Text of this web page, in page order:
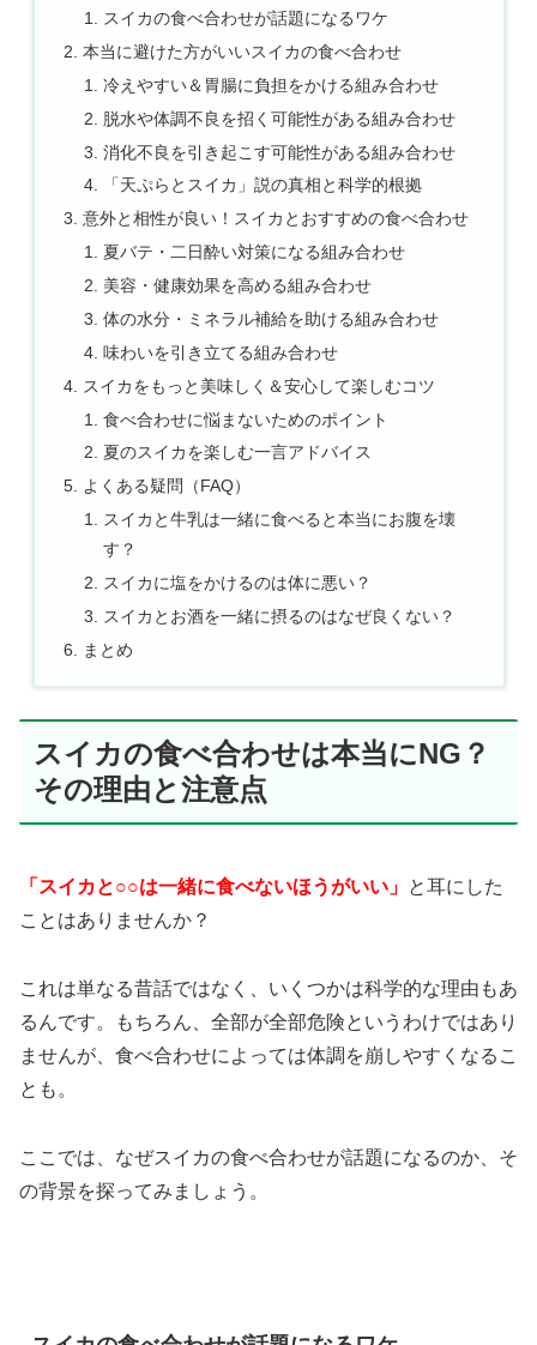
スイカの食べ合わせが話題になるワケ
本当に避けた方がいいスイカの食べ合わせ
冷えやすい＆胃腸に負担をかける組み合わせ
脱水や体調不良を招く可能性がある組み合わせ
消化不良を引き起こす可能性がある組み合わせ
「天ぷらとスイカ」説の真相と科学的根拠
意外と相性が良い！スイカとおすすめの食べ合わせ
夏バテ・二日酔い対策になる組み合わせ
美容・健康効果を高める組み合わせ
体の水分・ミネラル補給を助ける組み合わせ
味わいを引き立てる組み合わせ
スイカをもっと美味しく＆安心して楽しむコツ
食べ合わせに悩まないためのポイント
夏のスイカを楽しむ一言アドバイス
よくある疑問（FAQ）
スイカと牛乳は一緒に食べると本当にお腹を壊
す？
スイカに塩をかけるのは体に悪い？
スイカとお酒を一緒に摂るのはなぜ良くない？
まとめ
スイカの食べ合わせは本当にNG？
その理由と注意点
「スイカと○○は一緒に食べないほうがいい」 と耳にした
ことはありませんか？
これは単なる昔話ではなく、いくつかは科学的な理由もあ
るんです。もちろん、全部が全部危険というわけではあり
ませんが、食べ合わせによっては体調を崩しやすくなるこ
とも。
ここでは、なぜスイカの食べ合わせが話題になるのか、そ
の背景を探ってみましょう。